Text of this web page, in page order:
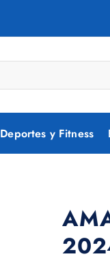
Deportes y Fitness